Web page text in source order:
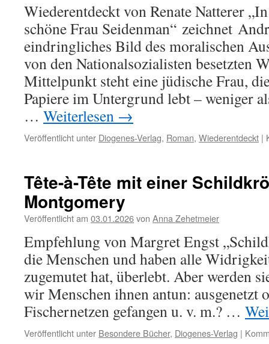
Wiederentdeckt von Renate Natterer
schöne Frau Seidenman“ zeichnet
eindringliches Bild des moralischen
von den Nationalsozialisten besetzten
Mittelpunkt steht eine jüdische Frau,
Papiere im Untergrund lebt – weniger
… Weiterlesen →
Veröffentlicht unter Diogenes-Verlag, Roman, Wiederentdeckt |
Tête-à-Tête mit einer
Montgomery
Veröffentlicht am 03.01.2026von Anna Zehetmeier
Empfehlung von Margret Engst
die Menschen und haben alle
zugemutet hat, überlebt. Aber werden
wir Menschen ihnen antun: ausgenetzt
Fischernetzen gefangen u. v. m.? …
Veröffentlicht unter Besondere Bücher, Diogenes-Verlag |